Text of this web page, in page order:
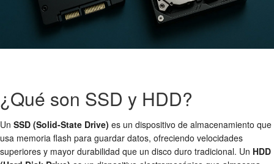
¿Qué son SSD y HDD?
Un SSD (Solid-State Drive) es un dispositivo de almacenamiento que
usa memoria flash para guardar datos, ofreciendo velocidades
superiores y mayor durabilidad que un disco duro tradicional. Un HDD